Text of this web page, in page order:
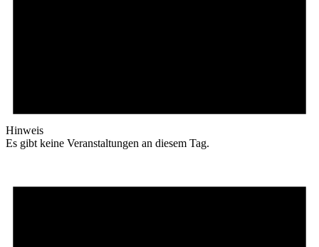
Hinweis
Es gibt keine Veranstaltungen an diesem Tag.